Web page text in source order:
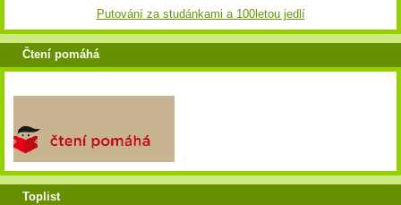
Putování za studánkami a 100letou jedlí
Čtení pomáhá
Toplist